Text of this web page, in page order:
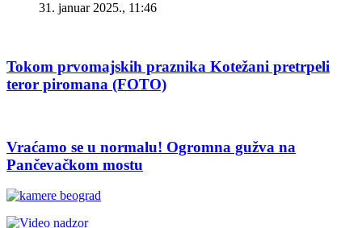
31. januar 2025., 11:46
Tokom prvomajskih praznika Kotežani pretrpeli
teror piromana (FOTO)
Vraćamo se u normalu! Ogromna gužva na
Pančevačkom mostu